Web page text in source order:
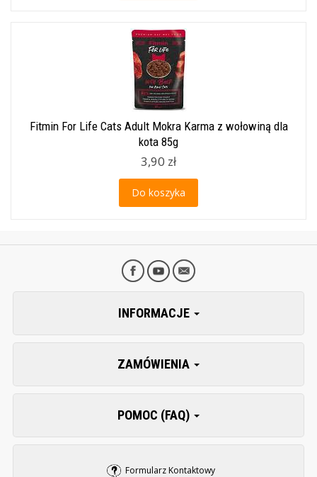
Fitmin For Life Cats Adult Mokra Karma z wołowiną dla
kota 85g
3,90 zł
Do koszyka
INFORMACJE
ZAMÓWIENIA
POMOC (FAQ)
Formularz Kontaktowy